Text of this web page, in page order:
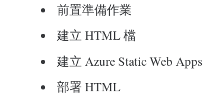
前置準備作業
建立 HTML 檔
建立 Azure Static Web Apps
部署 HTML